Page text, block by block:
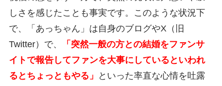
しさを感じたことも事実です。このような状況下
で、「あっちゃん」は自身のブログやX（旧
Twitter）で、
「突然一般の方との結婚をファンサ
イトで報告してファンを大事にしているといわれ
るとちょっともやる」
といった率直な心情を吐露